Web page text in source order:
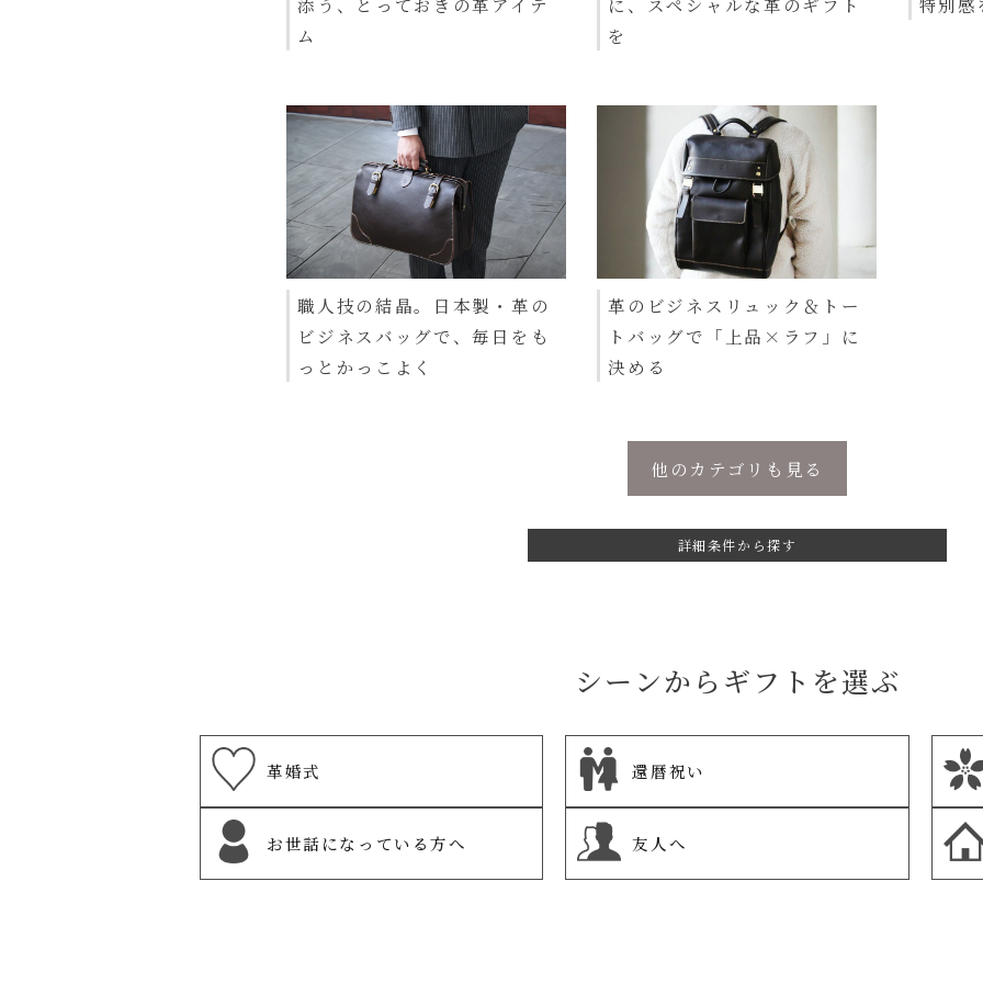
ム
を
職人技の結晶。日本製・革の
ビジネスバッグで、毎日をも
っとかっこよく
革のビジネスリュック＆トー
トバッグで「上品×ラフ」に
決める
他のカテゴリも見る
詳細条件から探す
シーンからギフトを選ぶ
革婚式 還暦祝い
お世話になっている方へ 友人へ